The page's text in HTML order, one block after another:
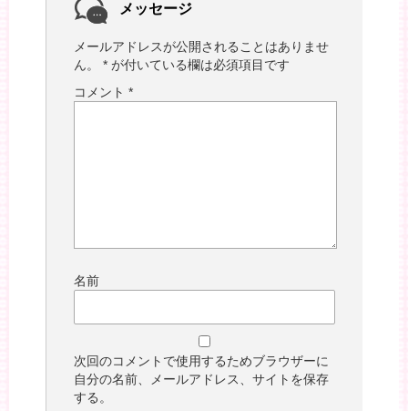
メッセージ
メールアドレスが公開されることはありませ
ん。
* が付いている欄は必須項目です
コメント *
名前
次回のコメントで使用するためブラウザーに
自分の名前、メールアドレス、サイトを保存
する。